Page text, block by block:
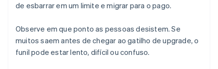
de esbarrar em um limite e migrar para o pago.
Observe em que ponto as pessoas desistem. Se
muitos saem antes de chegar ao gatilho de upgrade, o
funil pode estar lento, difícil ou confuso.